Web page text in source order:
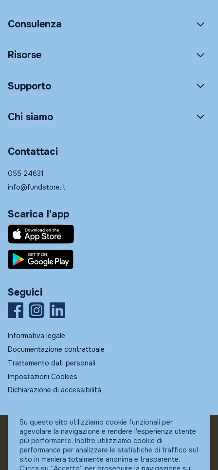
Consulenza
Risorse
Supporto
Chi siamo
Contattaci
055 24631
info@fundstore.it
Scarica l'app
Seguici
Informativa legale
Documentazione contrattuale
Trattamento dati personali
Impostazioni Cookies
Dichiarazione di accessibilità
© Fundstore
Collocatore autorizzato:
Banca Ifigest SpA
P.Iva: 04337180485
Su questo sito utilizziamo cookie funzionali per
agevolare la navigazione e rendere l'esperienza utente
più performante. Inoltre utilizziamo cookie di
performance per analizzare le statistiche di traffico sul
sito in maniera totalmente anonima e trasparente.